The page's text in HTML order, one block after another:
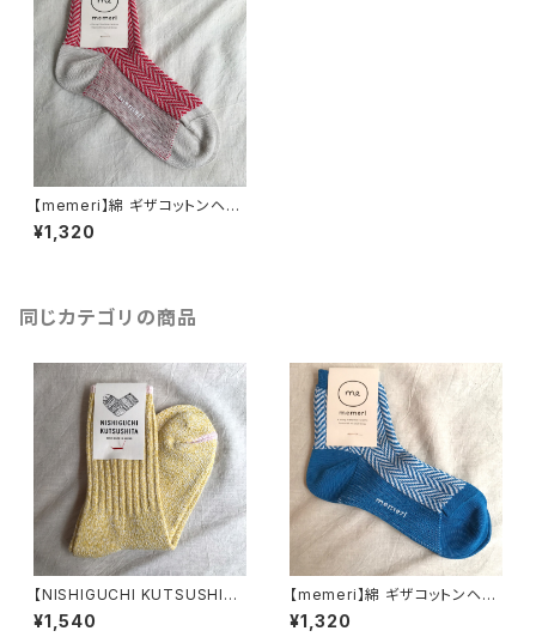
【memeri】綿 ギザコットンヘリ
ンボーンソックス レッド ME010
7 23cm～25cm 日本製 【メメ
¥1,320
同じカテゴリの商品
【NISHIGUCHI KUTSUSHIT
A】絹綿 シルクコットン天竺ソッ
クス カラフルフラッグス(イエロ
¥1,540
【memeri】綿 ギザコットンヘリ
ンボーンソックス サマーオーシ
ャン(ブルー) ME0107 23cm～
¥1,320